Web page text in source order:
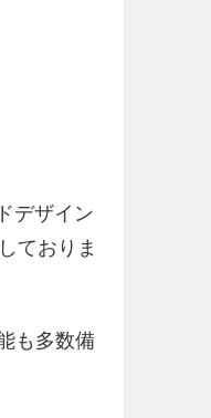
デザイン
ておりま
も多数備